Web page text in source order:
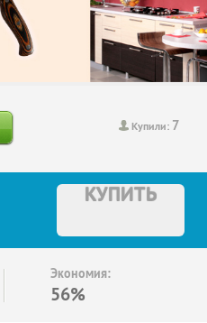
Купили: 7
КУПИТЬ
Экономия:
56%